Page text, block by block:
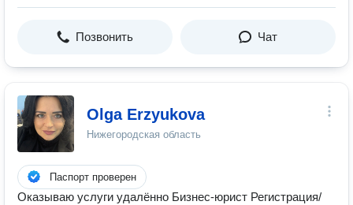
Позвонить Чат
Olga Erzyukova
Нижегородская область
Паспорт проверен
Оказываю услуги удалённо Бизнес-юрист Регистрация/